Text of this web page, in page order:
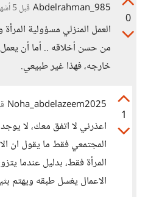
0
Abdelrahman_985 قبل 5 أشهر
العمل المنزلي مسؤولية
من حسن أخلاقه .. أما أن يعمل
خارجه، فهذا غير طبيعي.
1
Noha_abdelazeem2025
اعذرني لا اتفق معك، لا
المجتمعي فقط ما يقول ان
المرأة فقط، بدليل عندما
الاعمال يغسل طبقه ويهتم